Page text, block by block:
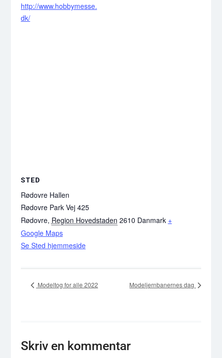
http://www.hobbymesse.
dk/
STED
Rødovre Hallen
Rødovre Park Vej 425
Rødovre, Region Hovedstaden 2610 Danmark +
Google Maps
Se Sted hjemmeside
Modeltog for alle 2022 Modeljernbanernes dag
Skriv en kommentar